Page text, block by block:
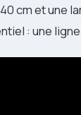
cm et une
: une